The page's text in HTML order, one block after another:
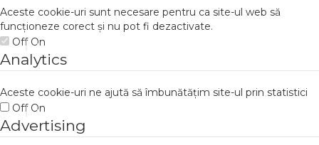
Aceste cookie-uri sunt necesare pentru ca site-ul web să
funcționeze corect și nu pot fi dezactivate.
Off On
Analytics
Aceste cookie-uri ne ajută să îmbunătățim site-ul prin statistici
Off On
Advertising